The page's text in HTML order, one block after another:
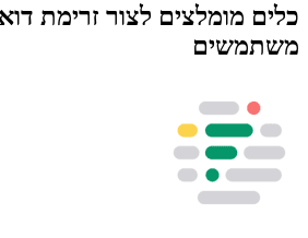
כלים מומלצים לצור זרימת
משתמשים